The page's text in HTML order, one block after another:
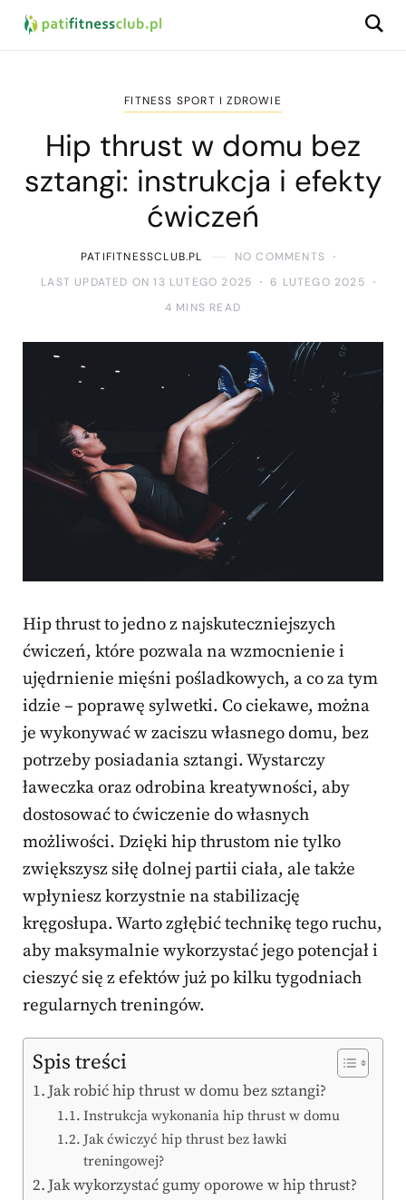
FITNESS SPORT I ZDROWIE
Hip thrust w domu bez
sztangi: instrukcja i efekty
ćwiczeń
PATIFITNESSCLUB.PL
NO COMMENTS
LAST UPDATED ON 13 LUTEGO 2025
6 LUTEGO 2025
4 MINS READ
Hip thrust to jedno z najskuteczniejszych
ćwiczeń, które pozwala na wzmocnienie i
ujędrnienie mięśni pośladkowych, a co za tym
idzie – poprawę sylwetki. Co ciekawe, można
je wykonywać w zaciszu własnego domu, bez
potrzeby posiadania sztangi. Wystarczy
ławeczka oraz odrobina kreatywności, aby
dostosować to ćwiczenie do własnych
możliwości. Dzięki hip thrustom nie tylko
zwiększysz siłę dolnej partii ciała, ale także
wpłyniesz korzystnie na stabilizację
kręgosłupa. Warto zgłębić technikę tego ruchu,
aby maksymalnie wykorzystać jego potencjał i
cieszyć się z efektów już po kilku tygodniach
regularnych treningów.
Spis treści
Jak robić hip thrust w domu bez sztangi?
Instrukcja wykonania hip thrust w domu
Jak ćwiczyć hip thrust bez ławki
treningowej?
Jak wykorzystać gumy oporowe w hip thrust?